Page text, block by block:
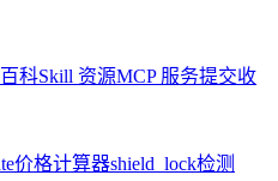
科Skill 资源MCP 服务提交收
价格计算器shield_lock检测